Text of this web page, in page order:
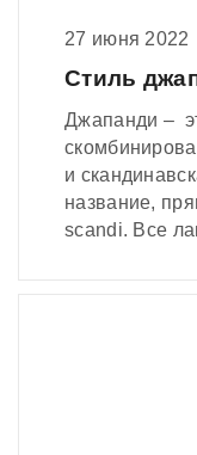
27 июня 2022
Стиль
Джапанди –
и
название,
scandi. Все